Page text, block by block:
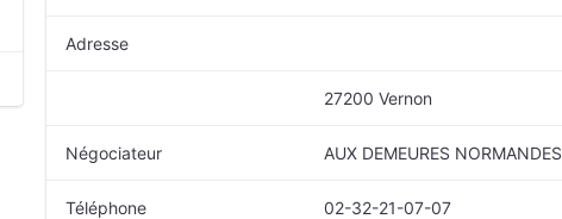
Adresse
27200 Vernon
Négociateur AUX DEMEURES NORMANDES
Téléphone 02-32-21-07-07